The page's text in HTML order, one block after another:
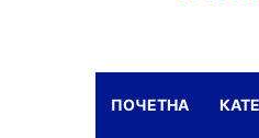
ПОЧЕТНА